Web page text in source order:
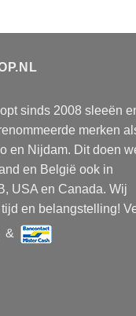
sinds 2008 sleeën
merken
en Nijdam. Dit doen
en België ook in
USA en Canada. Wij
en belangstelling!
&